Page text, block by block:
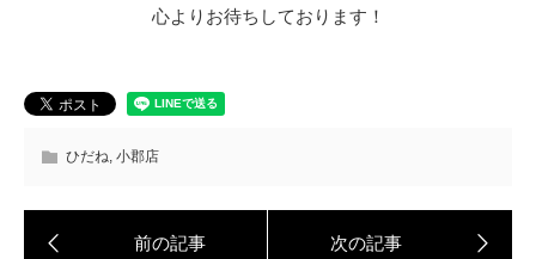
心よりお待ちしております！
ひだね, 小郡店